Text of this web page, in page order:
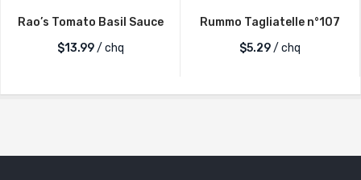
Rao’s Tomato Basil Sauce
$13.99/ chq
Rummo Tagliatelle n°107
$5.29/ chq